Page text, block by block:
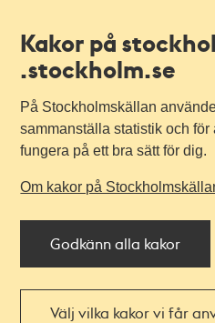
Kakor på
.stockholm.se
På Stockholmskällan
sammanställa statistik och för
fungera på ett bra sätt för dig.
Om kakor på
Godkänn alla kakor
Välj vilka kakor vi får